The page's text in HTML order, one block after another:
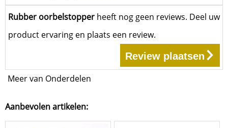
Rubber oorbelstopper heeft nog geen reviews. Deel uw
product ervaring en plaats een review.
Review plaatsen
Meer van Onderdelen
Aanbevolen artikelen: